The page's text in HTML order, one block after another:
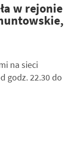
w rejonie
na sieci
godz. 22.30 do